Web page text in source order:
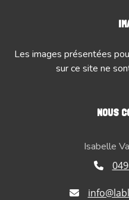
Les images présentées
sur ce site ne
NOUS
Isabelle